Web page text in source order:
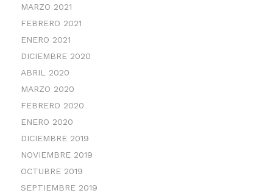
MARZO 2021
FEBRERO 2021
ENERO 2021
DICIEMBRE 2020
ABRIL 2020
MARZO 2020
FEBRERO 2020
ENERO 2020
DICIEMBRE 2019
NOVIEMBRE 2019
OCTUBRE 2019
SEPTIEMBRE 2019